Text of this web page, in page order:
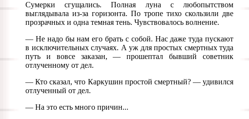
Сумерки сгущались. Полная луна с любопытством
выглядывала из-за горизонта. По тропе тихо скользили две
прозрачных и одна темная тень. Чувствовалось волнение.
— Не надо бы нам его брать с собой. Нас даже туда пускают
в исключительных случаях. А уж для простых смертных туда
путь и вовсе заказан, — прошептал бывший советник
отлученному от дел.
— Кто сказал, что Каркушин простой смертный? — удивился
отлученный от дел.
— На это есть много причин...